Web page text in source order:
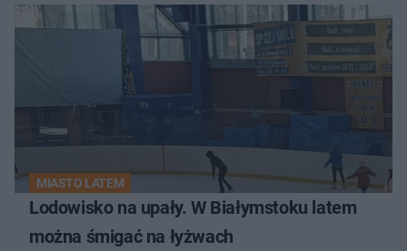
MIASTO LATEM
Lodowisko na upały. W Białymstoku latem
można śmigać na łyżwach